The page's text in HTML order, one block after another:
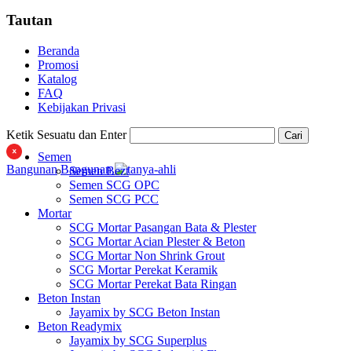
Tautan
Beranda
Promosi
Katalog
FAQ
Kebijakan Privasi
Ketik Sesuatu dan Enter Cari
Bangunan Bangunan
Semen
Semen Bezt
Semen SCG OPC
Semen SCG PCC
Mortar
SCG Mortar Pasangan Bata & Plester
SCG Mortar Acian Plester & Beton
SCG Mortar Non Shrink Grout
SCG Mortar Perekat Keramik
SCG Mortar Perekat Bata Ringan
Beton Instan
Jayamix by SCG Beton Instan
Beton Readymix
Jayamix by SCG Superplus